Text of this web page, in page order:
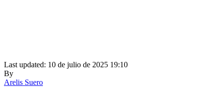
Last updated: 10 de julio de 2025 19:10
By
Arelis Suero